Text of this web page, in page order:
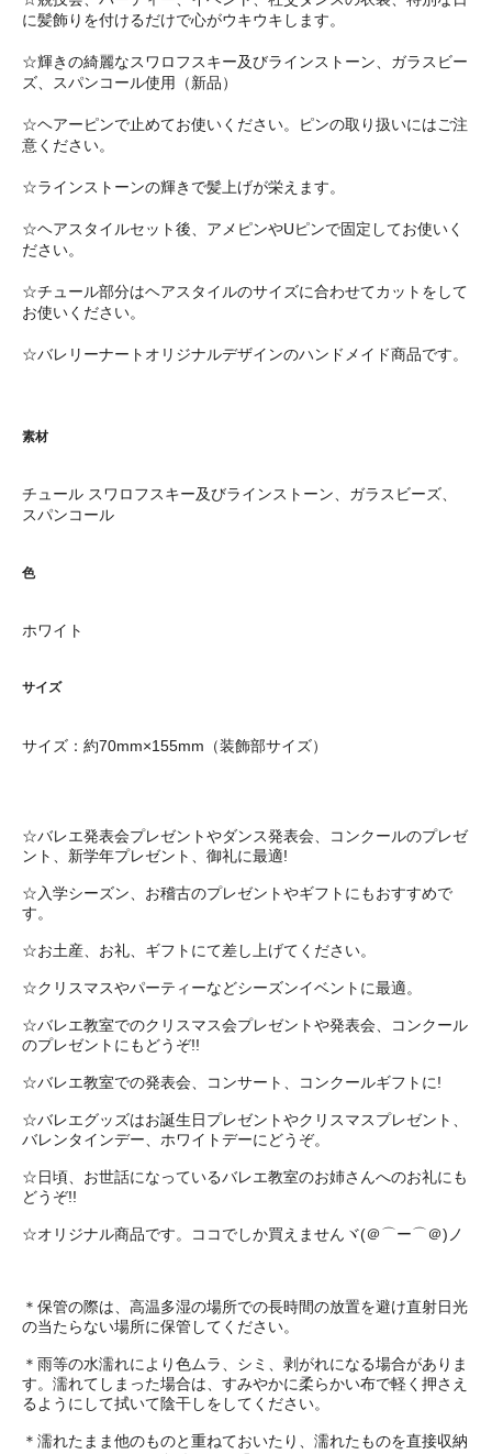
に髪飾りを付けるだけで心がウキウキします。
☆輝きの綺麗なスワロフスキー及びラインストーン、ガラスビー
ズ、スパンコール使用（新品）
☆ヘアーピンで止めてお使いください。ピンの取り扱いにはご注
意ください。
☆ラインストーンの輝きで髪上げが栄えます。
☆ヘアスタイルセット後、アメピンやUピンで固定してお使いく
ださい。
☆チュール部分はヘアスタイルのサイズに合わせてカットをして
お使いください。
☆バレリーナートオリジナルデザインのハンドメイド商品です。
素材
チュール スワロフスキー及びラインストーン、ガラスビーズ、
スパンコール
色
ホワイト
サイズ
サイズ：約70mm×155mm（装飾部サイズ）
☆バレエ発表会プレゼントやダンス発表会、コンクールのプレゼ
ント、新学年プレゼント、御礼に最適!
☆入学シーズン、お稽古のプレゼントやギフトにもおすすめで
す。
☆お土産、お礼、ギフトにて差し上げてください。
☆クリスマスやパーティーなどシーズンイベントに最適。
☆バレエ教室でのクリスマス会プレゼントや発表会、コンクール
のプレゼントにもどうぞ!!
☆バレエ教室での発表会、コンサート、コンクールギフトに!
☆バレエグッズはお誕生日プレゼントやクリスマスプレゼント、
バレンタインデー、ホワイトデーにどうぞ。
☆日頃、お世話になっているバレエ教室のお姉さんへのお礼にも
どうぞ!!
☆オリジナル商品です。ココでしか買えませんヾ(＠⌒ー⌒＠)ノ
＊保管の際は、高温多湿の場所での長時間の放置を避け直射日光
の当たらない場所に保管してください。
＊雨等の水濡れにより色ムラ、シミ、剥がれになる場合がありま
す。濡れてしまった場合は、すみやかに柔らかい布で軽く押さえ
るようにして拭いて陰干しをしてください。
＊濡れたまま他のものと重ねておいたり、濡れたものを直接収納